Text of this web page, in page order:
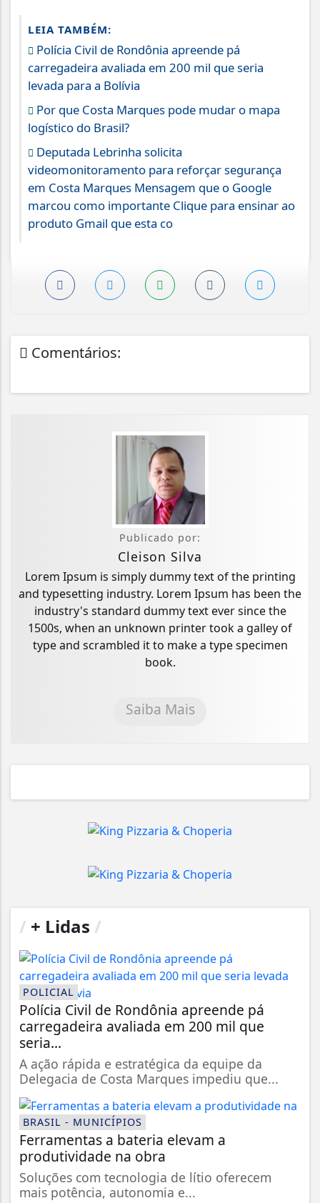
LEIA TAMBÉM:
Polícia Civil de Rondônia apreende pá
carregadeira avaliada em 200 mil que seria
levada para a Bolívia
Por que Costa Marques pode mudar o mapa
logístico do Brasil?
Deputada Lebrinha solicita
videomonitoramento para reforçar segurança
em Costa Marques Mensagem que o Google
marcou como importante Clique para ensinar ao
produto Gmail que esta co
Comentários:
Publicado por:
Cleison Silva
Lorem Ipsum is simply dummy text of the printing
and typesetting industry. Lorem Ipsum has been the
industry's standard dummy text ever since the
1500s, when an unknown printer took a galley of
type and scrambled it to make a type specimen
book.
Saiba Mais
/ + Lidas /
POLICIAL
Polícia Civil de Rondônia apreende pá
carregadeira avaliada em 200 mil que
seria...
A ação rápida e estratégica da equipe da
Delegacia de Costa Marques impediu que...
BRASIL - MUNICÍPIOS
Ferramentas a bateria elevam a
produtividade na obra
Soluções com tecnologia de lítio oferecem
mais potência, autonomia e...